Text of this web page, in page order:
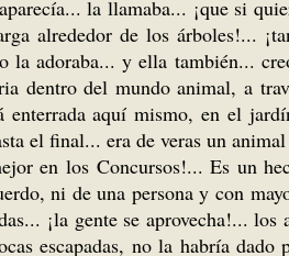
la llamaba... ¡que si
alrededor de los árboles!...
adoraba... y ella también...
del mundo animal, a
enterrada aquí mismo, en el
el final... era de veras un
en los Concursos!... Es un
ni de una persona y con
¡la gente se aprovecha!...
escapadas, no la habría